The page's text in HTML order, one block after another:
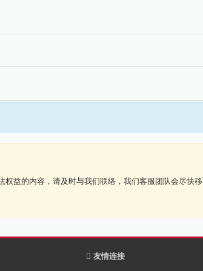
益的内容，请及时与我们联络，我们客服团队会尽快移
友情连接